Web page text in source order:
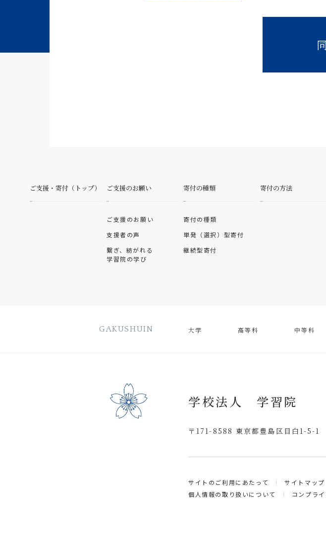
ご支援・寄付（トップ） ご支援のお願い
ご支援のお願い
支援者の声
繋ぎ、紡がれる
学習院の学び
寄付の種類
寄付の種類
単発（選択）型寄付
継続型寄付
寄付の方法
GAKUSHUIN 大学 高等科 中等科
学校法人 学習院
〒171-8588 東京都豊島区目白1-5-1
サイトのご利用にあたって
サイトマップ
個人情報の取り扱いについて
コンプラ